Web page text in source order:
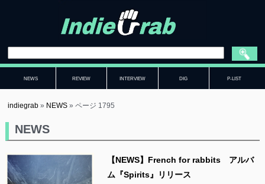
NEWS REVIEW INTERVIEW DIG P-LIST
indiegrab » NEWS »ページ 1795
NEWS
【NEWS】French for rabbits アルバ
ム『Spirits』リリース